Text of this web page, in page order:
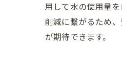
用して水の使用量
削減に繋がるため
が期待できます。